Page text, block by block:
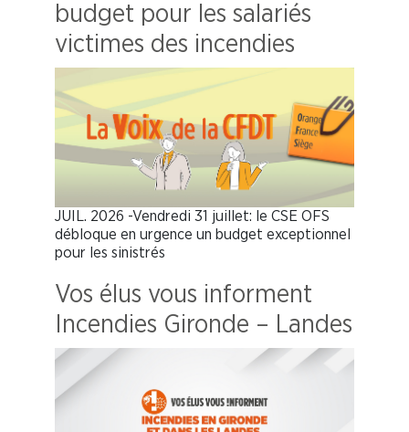
budget pour les salariés
victimes des incendies
JUIL. 2026 -Vendredi 31 juillet: le CSE OFS
débloque en urgence un budget exceptionnel
pour les sinistrés
Vos élus vous informent
Incendies Gironde – Landes